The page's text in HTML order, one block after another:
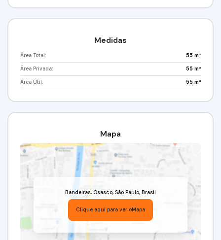
Medidas
Área Total: 55 m²
Área Privada: 55 m²
Área Útil: 55 m²
Mapa
Bandeiras, Osasco, São Paulo, Brasil
Clique aqui para ver oMapa